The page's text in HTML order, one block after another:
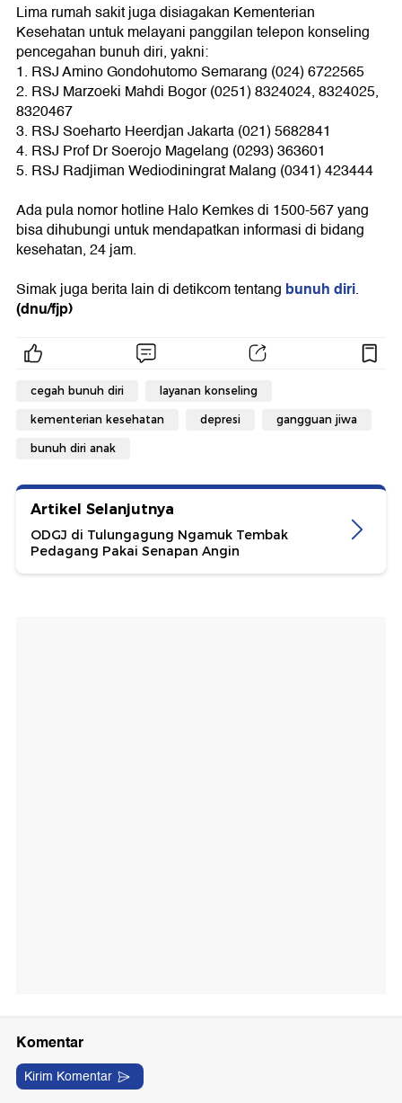
Lima rumah sakit juga disiagakan Kementerian
Kesehatan untuk melayani panggilan telepon konseling
pencegahan bunuh diri, yakni:
1. RSJ Amino Gondohutomo Semarang (024) 6722565
2. RSJ Marzoeki Mahdi Bogor (0251) 8324024, 8324025,
8320467
3. RSJ Soeharto Heerdjan Jakarta (021) 5682841
4. RSJ Prof Dr Soerojo Magelang (0293) 363601
5. RSJ Radjiman Wediodiningrat Malang (0341) 423444
Ada pula nomor hotline Halo Kemkes di 1500-567 yang
bisa dihubungi untuk mendapatkan informasi di bidang
kesehatan, 24 jam.
Simak juga berita lain di detikcom tentang bunuh diri.
(dnu/fjp)
cegah bunuh diri layanan konseling
kementerian kesehatan depresi gangguan jiwa
bunuh diri anak
Artikel Selanjutnya
ODGJ di Tulungagung Ngamuk Tembak
Pedagang Pakai Senapan Angin